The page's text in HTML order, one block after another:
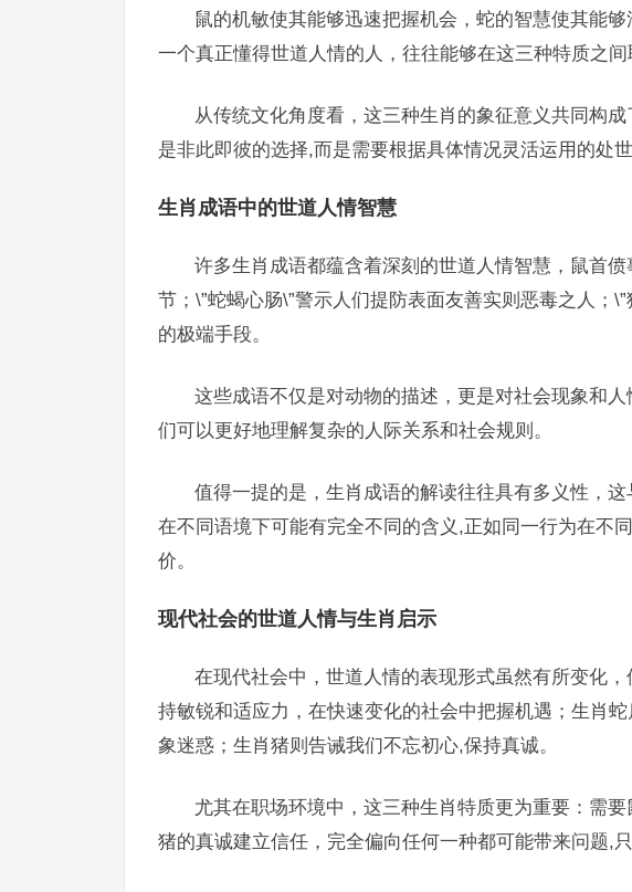
鼠的机敏使其能够迅速把握机会，蛇的智慧使其能
一个真正懂得世道人情的人，往往能够在这三种特质之
从传统文化角度看，这三种生肖的象征意义共同构
是非此即彼的选择,而是需要根据具体情况灵活运用的处世
生肖成语中的世道人情智慧
许多生肖成语都蕴含着深刻的世道人情智慧，鼠首
节；\”蛇蝎心肠\”警示人们提防表面友善实则恶毒之人；
的极端手段。
这些成语不仅是对动物的描述，更是对社会现象和
们可以更好地理解复杂的人际关系和社会规则。
值得一提的是，生肖成语的解读往往具有多义性，
在不同语境下可能有完全不同的含义,正如同一行为在不
价。
现代社会的世道人情与生肖启示
在现代社会中，世道人情的表现形式虽然有所变化
持敏锐和适应力，在快速变化的社会中把握机遇；生肖
象迷惑；生肖猪则告诫我们不忘初心,保持真诚。
尤其在职场环境中，这三种生肖特质更为重要：需
猪的真诚建立信任，完全偏向任何一种都可能带来问题,